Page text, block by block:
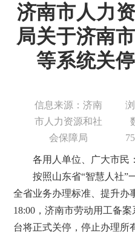
济南市人力
局关于济南
等系统关
信息来源：济南
市人力资源和社
会保障局
各用人单位、广大市民：
按照山东省“智慧人社”
全省业务办理标准、提升办
18:00，济南市劳动用工备
台将正式关停，停止办理所